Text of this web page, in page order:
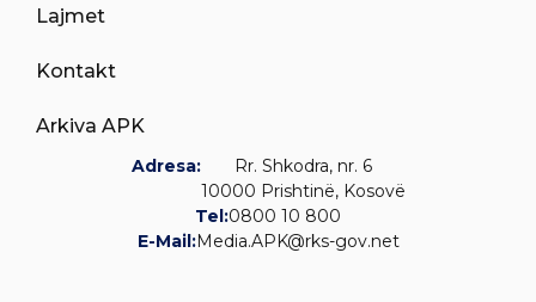
Lajmet
Kontakt
Arkiva APK
Adresa:
Rr. Shkodra, nr. 6
10000 Prishtinë, Kosovë
Tel:0800 10 800
E-Mail:Media.APK@rks-gov.net